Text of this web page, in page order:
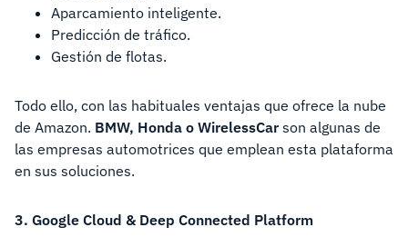
Aparcamiento inteligente.
Predicción de tráfico.
Gestión de flotas.
Todo ello, con las habituales ventajas que ofrece la nube
de Amazon. BMW, Honda o WirelessCar son algunas de
las empresas automotrices que emplean esta plataforma
en sus soluciones.
3. Google Cloud & Deep Connected Platform